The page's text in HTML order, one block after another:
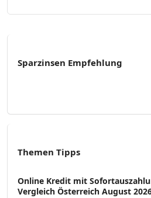
Sparzinsen Empfehlung
Themen Tipps
Online Kredit mit
Vergleich Österreich August